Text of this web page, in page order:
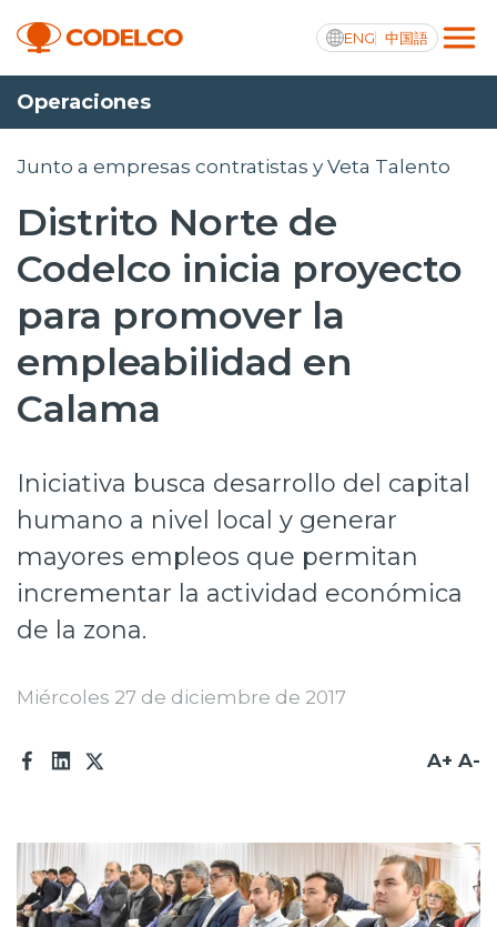
ENG 中国語
Transparencia activa
Proyectos
Sustentabilidad
Inversionistas
Prensa
Trabaja en Codelco
Transparencia activa
Acceso trabajadores/as
Operaciones
Junto a empresas contratistas y Veta Talento
Distrito Norte de
Codelco inicia proyecto
para promover la
empleabilidad en
Calama
Iniciativa busca desarrollo del capital
humano a nivel local y generar
mayores empleos que permitan
incrementar la actividad económica
de la zona.
Miércoles 27 de diciembre de 2017
A+ A-